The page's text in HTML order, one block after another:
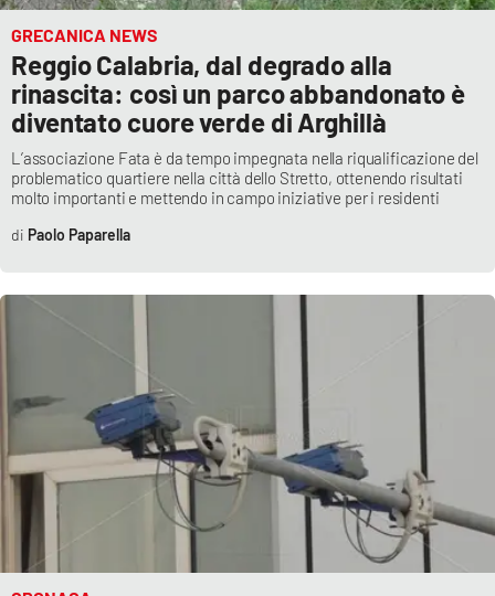
GRECANICA NEWS
Reggio Calabria, dal degrado alla
rinascita: così un parco abbandonato è
diventato cuore verde di Arghillà
L’associazione Fata è da tempo impegnata nella riqualificazione del
problematico quartiere nella città dello Stretto, ottenendo risultati
molto importanti e mettendo in campo iniziative per i residenti
Paolo Paparella